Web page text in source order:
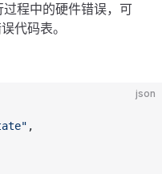
程中的硬件错误，可
代码表。
json
,